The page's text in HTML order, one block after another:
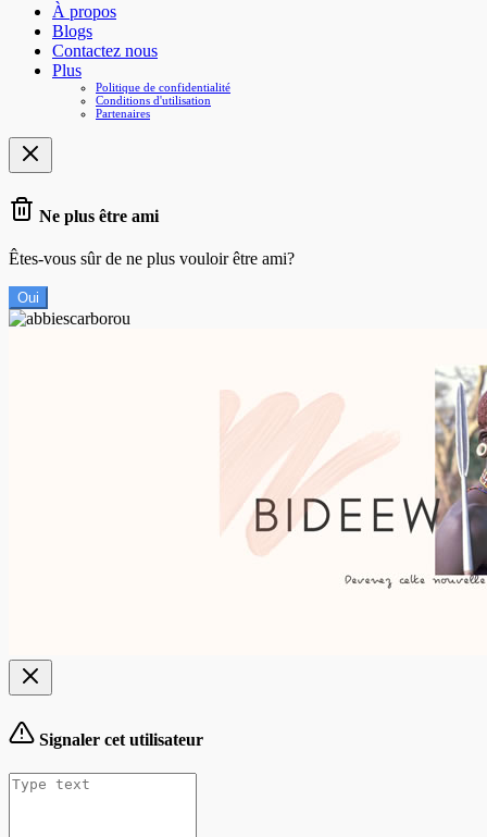
À propos
Blogs
Contactez nous
Plus
Politique de confidentialité
Conditions d'utilisation
Partenaires
Ne plus être ami
Êtes-vous sûr de ne plus vouloir être ami?
Oui
Signaler cet utilisateur